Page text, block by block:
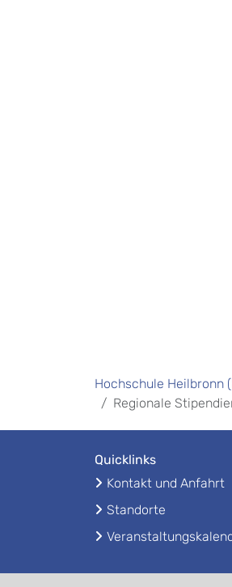
Hochschule Heilbronn
Regionale
Quicklinks
Kontakt und Anfahrt
Standorte